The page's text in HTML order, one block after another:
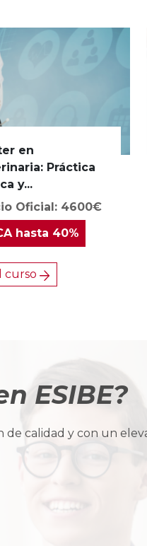
en
Práctica
y...
Oficial: 4600€
hasta 40%
curso
ESIBE?
de calidad y con un